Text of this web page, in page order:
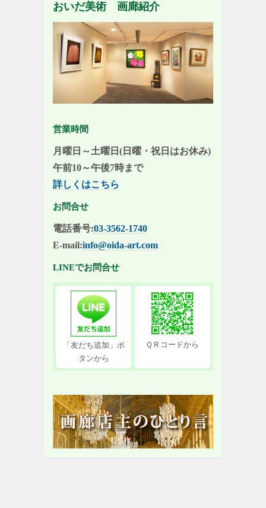
おいだ美術 画廊紹介
営業時間
月曜日～土曜日(日曜・祝日はお休み)
午前10～午後7時まで
詳しくはこちら
お問合せ
電話番号:03-3562-1740
E-mail:info@oida-art.com
LINEでお問合せ
「友だち追加」ボ
タンから
ＱＲコードから